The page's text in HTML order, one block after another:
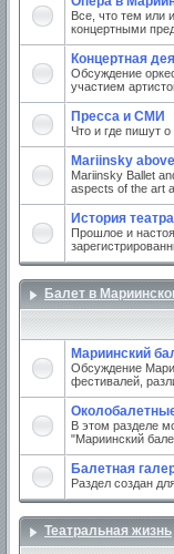
Все, что тем или
концертными
Концертная
Обсуждение
участием
Пресса и СМИ
Что и где пишут
Mariinsky
Mariinsky Ballet
aspects of the art
История театра
Прошлое и
Балет в
Мариинский
Обсуждение
фестивалей,
В этом разделе
"Мариинский
Балетная
Раздел создан
Театральная жизнь